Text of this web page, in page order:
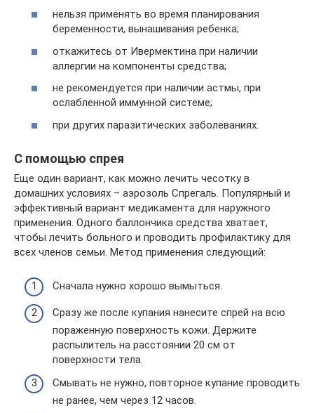
нельзя применять во время планирования
беременности, вынашивания ребенка;
откажитесь от Ивермектина при наличии
аллергии на компоненты средства;
не рекомендуется при наличии астмы, при
ослабленной иммунной системе;
при других паразитических заболеваниях.
С помощью спрея
Еще один вариант, как можно лечить чесотку в
домашних условиях – аэрозоль Спрегаль. Популярный и
эффективный вариант медикамента для наружного
применения. Одного баллончика средства хватает,
чтобы лечить больного и проводить профилактику для
всех членов семьи. Метод применения следующий:
Сначала нужно хорошо вымыться.
Сразу же после купания нанесите спрей на всю
пораженную поверхность кожи. Держите
распылитель на расстоянии 20 см от
поверхности тела.
Смывать не нужно, повторное купание проводить
не ранее, чем через 12 часов.